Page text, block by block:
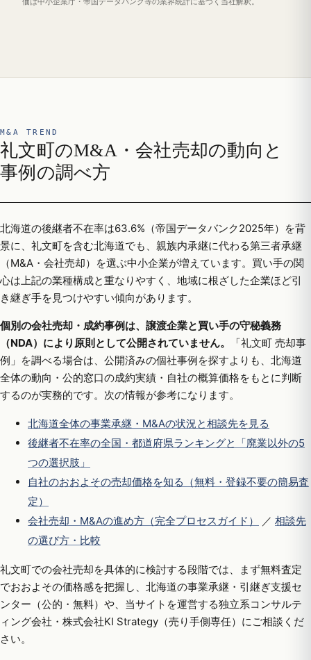
M&A TREND
礼文町のM&A・会社売却の動向と
事例の調べ方
北海道の後継者不在率は63.6%（帝国データバンク2025年）を背
景に、礼文町を含む北海道でも、親族内承継に代わる第三者承継
（M&A・会社売却）を選ぶ中小企業が増えています。買い手の関
心は上記の業種構成と重なりやすく、地域に根ざした企業ほど引
き継ぎ手を見つけやすい傾向があります。
個別の会社売却・成約事例は、譲渡企業と買い手の守秘義務
（NDA）により原則として公開されていません。
「礼文町 売却事
例」を調べる場合は、公開済みの個社事例を探すよりも、北海道
全体の動向・公的窓口の成約実績・自社の概算価格をもとに判断
するのが実務的です。次の情報が参考になります。
北海道全体の事業承継・M&Aの状況と相談先を見る
後継者不在率の全国・都道府県ランキングと「廃業以外の5
つの選択肢」
自社のおおよその売却価格を知る（無料・登録不要の簡易査
定）
会社売却・M&Aの進め方（完全プロセスガイド）
／ 相談先
の選び方・比較
礼文町での会社売却を具体的に検討する段階では、まず無料査定
でおおよその価格感を把握し、北海道の事業承継・引継ぎ支援セ
ンター（公的・無料）や、当サイトを運営する独立系コンサルテ
ィング会社・株式会社KI Strategy（売り手側専任）にご相談くだ
さい。